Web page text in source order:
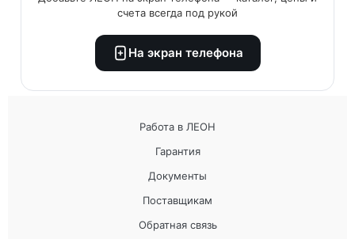
счета всегда под рукой
На экран телефона
Работа в ЛЕОН
Гарантия
Документы
Поставщикам
Обратная связь